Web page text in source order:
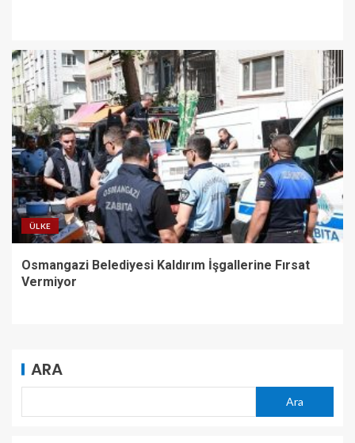
ÜLKE
Osmangazi Belediyesi Kaldırım İşgallerine Fırsat
Vermiyor
ARA
Ara